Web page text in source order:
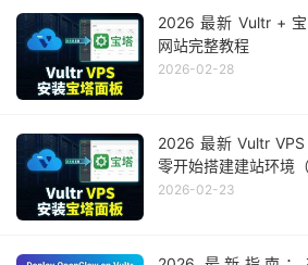
2026 最新 Vultr +
网站完整教程
2026-02-28
2026 最新 Vultr
零开始搭建建站环境
2026-02-23